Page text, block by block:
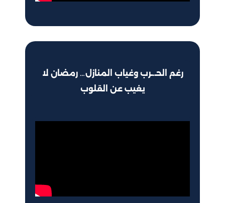
رغم الحـ.ـرب وغياب المنازل… رمضان لا
يغيب عن القلوب